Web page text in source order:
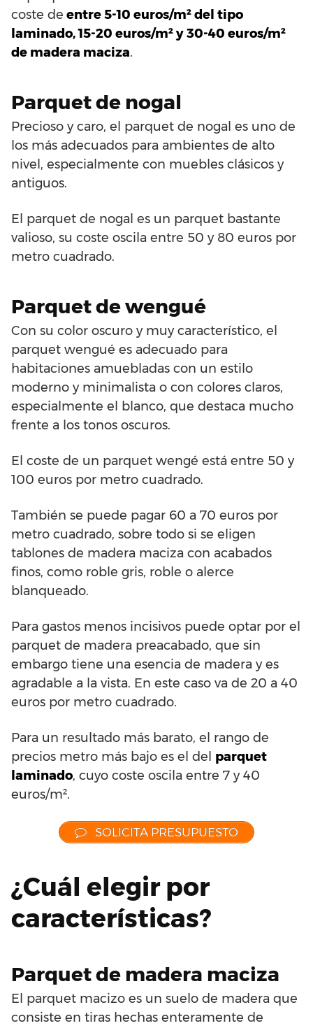
coste de entre 5-10 euros/m² del tipo
laminado, 15-20 euros/m² y 30-40 euros/m²
de madera maciza.
Parquet de nogal
Precioso y caro, el parquet de nogal es uno de
los más adecuados para ambientes de alto
nivel, especialmente con muebles clásicos y
antiguos.
El parquet de nogal es un parquet bastante
valioso, su coste oscila entre 50 y 80 euros por
metro cuadrado.
Parquet de wengué
Con su color oscuro y muy característico, el
parquet wengué es adecuado para
habitaciones amuebladas con un estilo
moderno y minimalista o con colores claros,
especialmente el blanco, que destaca mucho
frente a los tonos oscuros.
El coste de un parquet wengé está entre 50 y
100 euros por metro cuadrado.
También se puede pagar 60 a 70 euros por
metro cuadrado, sobre todo si se eligen
tablones de madera maciza con acabados
finos, como roble gris, roble o alerce
blanqueado.
Para gastos menos incisivos puede optar por el
parquet de madera preacabado, que sin
embargo tiene una esencia de madera y es
agradable a la vista. En este caso va de 20 a 40
euros por metro cuadrado.
Para un resultado más barato, el rango de
precios metro más bajo es el del parquet
laminado, cuyo coste oscila entre 7 y 40
euros/m².
SOLICITA PRESUPUESTO
¿Cuál elegir por
características?
Parquet de madera maciza
El parquet macizo es un suelo de madera que
consiste en tiras hechas enteramente de